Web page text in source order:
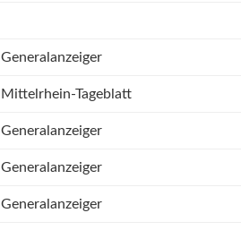
Generalanzeiger
Mittelrhein-Tageblatt
Generalanzeiger
Generalanzeiger
Generalanzeiger